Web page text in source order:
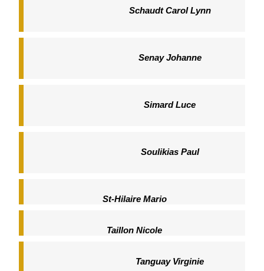
Schaudt Carol Lynn
Senay Johanne
Simard Luce
Soulikias Paul
St-Hilaire Mario
Taillon Nicole
Tanguay Virginie